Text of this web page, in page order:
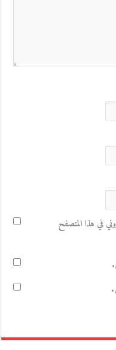
في هذا المتصفح